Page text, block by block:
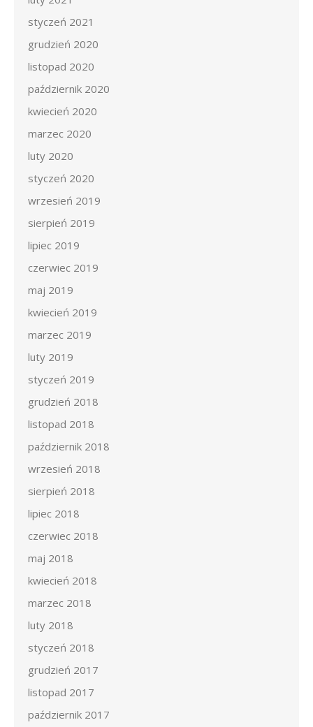
styczeń 2021
grudzień 2020
listopad 2020
październik 2020
kwiecień 2020
marzec 2020
luty 2020
styczeń 2020
wrzesień 2019
sierpień 2019
lipiec 2019
czerwiec 2019
maj 2019
kwiecień 2019
marzec 2019
luty 2019
styczeń 2019
grudzień 2018
listopad 2018
październik 2018
wrzesień 2018
sierpień 2018
lipiec 2018
czerwiec 2018
maj 2018
kwiecień 2018
marzec 2018
luty 2018
styczeń 2018
grudzień 2017
listopad 2017
październik 2017